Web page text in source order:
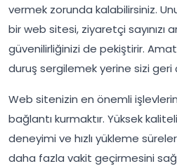
vermek zorunda kalabilirsiniz.
bir web sitesi, ziyaretçi sayınızı
güvenilirliğinizi de pekiştirir.
duruş sergilemek yerine sizi geri
Web sitenizin en önemli
bağlantı kurmaktır. Yüksek kaliteli
deneyimi ve hızlı yükleme
daha fazla vakit geçirmesini